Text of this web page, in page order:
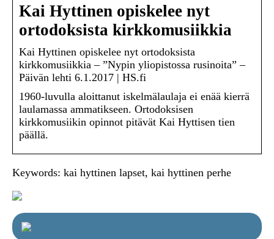
Kai Hyttinen opiskelee nyt
ortodoksista kirkkomusiikkia
Kai Hyttinen opiskelee nyt ortodoksista
kirkkomusiikkia – ”Nypin yliopistossa rusinoita” –
Päivän lehti 6.1.2017 | HS.fi
1960-luvulla aloittanut iskelmälaulaja ei enää kierrä
laulamassa ammatikseen. Ortodoksisen
kirkkomusiikin opinnot pitävät Kai Hyttisen tien
päällä.
Keywords: kai hyttinen lapset, kai hyttinen perhe